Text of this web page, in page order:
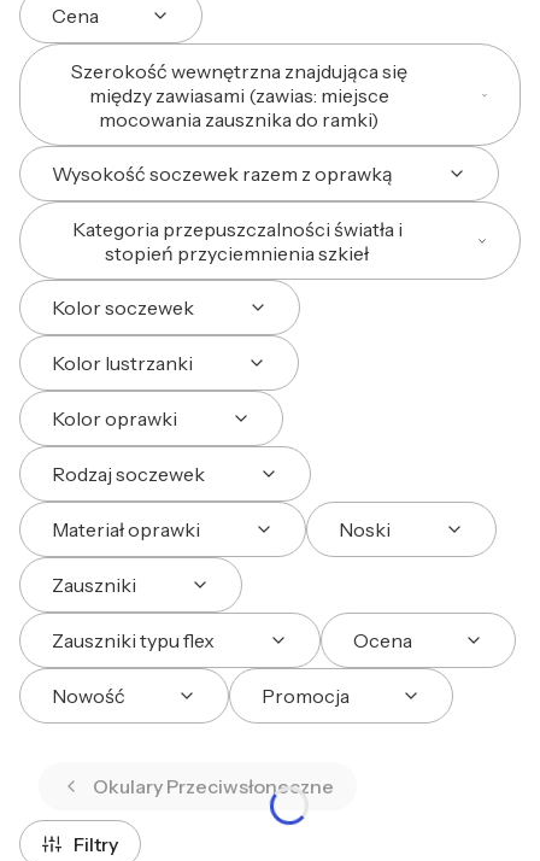
Cena
Szerokość wewnętrzna znajdująca się
między zawiasami (zawias: miejsce
mocowania zausznika do ramki)
Wysokość soczewek razem z oprawką
Kategoria przepuszczalności światła i
stopień przyciemnienia szkieł
Kolor soczewek
Kolor lustrzanki
Kolor oprawki
Rodzaj soczewek
Materiał oprawki Noski
Zauszniki
Zauszniki typu flex Ocena
Nowość Promocja
Okulary Przeciwsłoneczne
Filtry